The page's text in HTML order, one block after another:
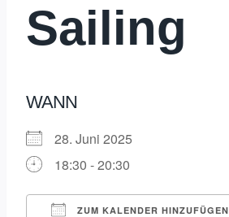
Sailing
WANN
28. Juni 2025
18:30 - 20:30
ZUM KALENDER HINZUFÜGEN